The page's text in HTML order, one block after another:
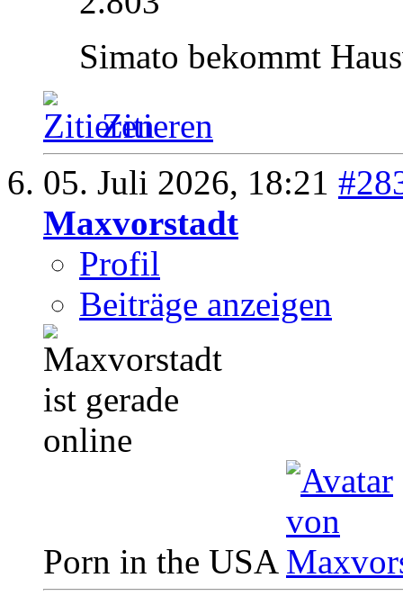
Simato bekommt
Zitieren
05. Juli 2026, 18:21
Maxvorstadt
Profil
Beiträge anzeigen
Porn in the USA